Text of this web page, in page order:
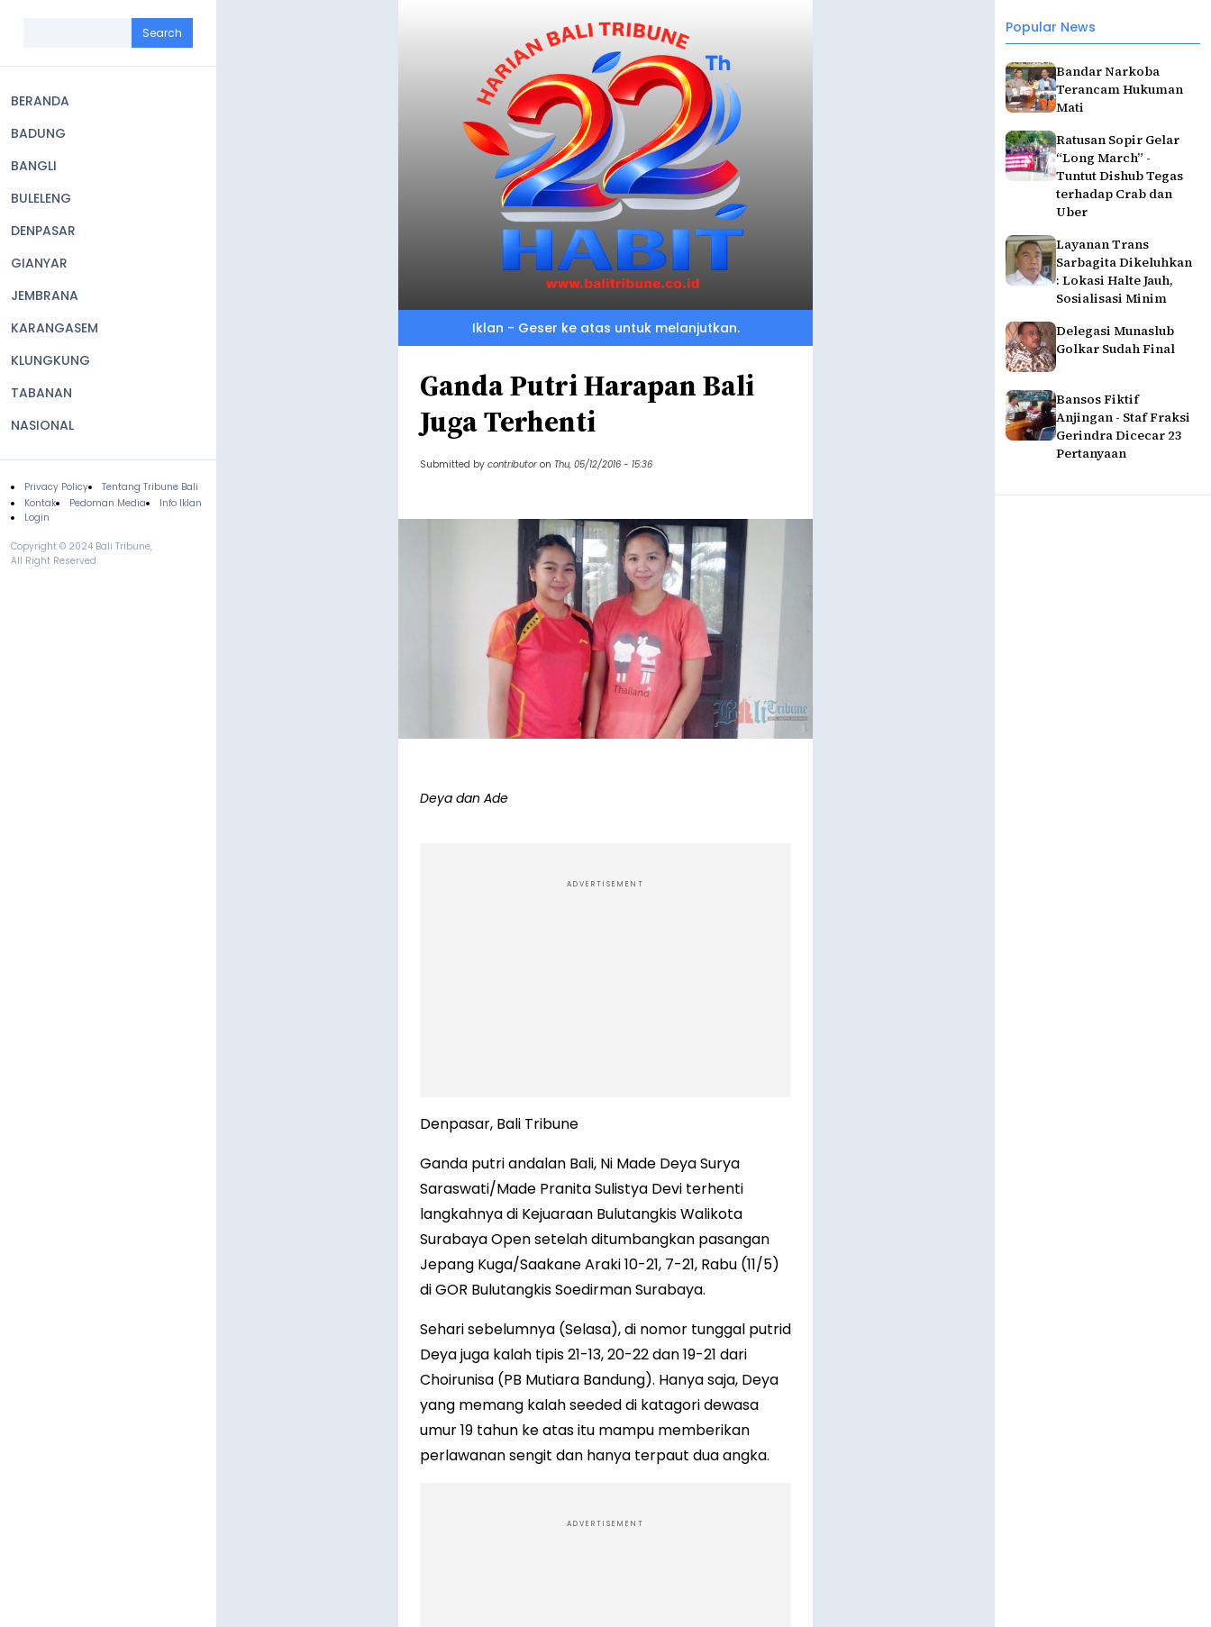
navigation
BERANDA
BADUNG
BANGLI
BULELENG
DENPASAR
GIANYAR
JEMBRANA
KARANGASEM
KLUNGKUNG
TABANAN
NASIONAL
Footer
Privacy Policy
Tentang Tribune Bali
Kontak
Pedoman Media
Info Iklan
Login
Copyright © 2024 Bali Tribune,
All Right Reserved.
Popular News
Bandar Narkoba
Terancam Hukuman
Mati
Ratusan Sopir Gelar
“Long March” -
Tuntut Dishub Tegas
terhadap Crab dan
Uber
Layanan Trans
Sarbagita Dikeluhkan
: Lokasi Halte Jauh,
Sosialisasi Minim
Delegasi Munaslub
Golkar Sudah Final
Bansos Fiktif
Anjingan - Staf Fraksi
Gerindra Dicecar 23
Pertanyaan
Iklan - Geser ke atas untuk melanjutkan.
Ganda Putri Harapan Bali
Juga Terhenti
Submitted by contributor on Thu, 05/12/2016 - 15:36
Deya dan Ade
ADVERTISEMENT
Denpasar, Bali Tribune
Ganda putri andalan Bali, Ni Made Deya Surya
Saraswati/Made Pranita Sulistya Devi terhenti
langkahnya di Kejuaraan Bulutangkis Walikota
Surabaya Open setelah ditumbangkan pasangan
Jepang Kuga/Saakane Araki 10-21, 7-21, Rabu (11/5)
di GOR Bulutangkis Soedirman Surabaya.
Sehari sebelumnya (Selasa), di nomor tunggal putrid
Deya juga kalah tipis 21-13, 20-22 dan 19-21 dari
Choirunisa (PB Mutiara Bandung). Hanya saja, Deya
yang memang kalah seeded di katagori dewasa
umur 19 tahun ke atas itu mampu memberikan
perlawanan sengit dan hanya terpaut dua angka.
ADVERTISEMENT